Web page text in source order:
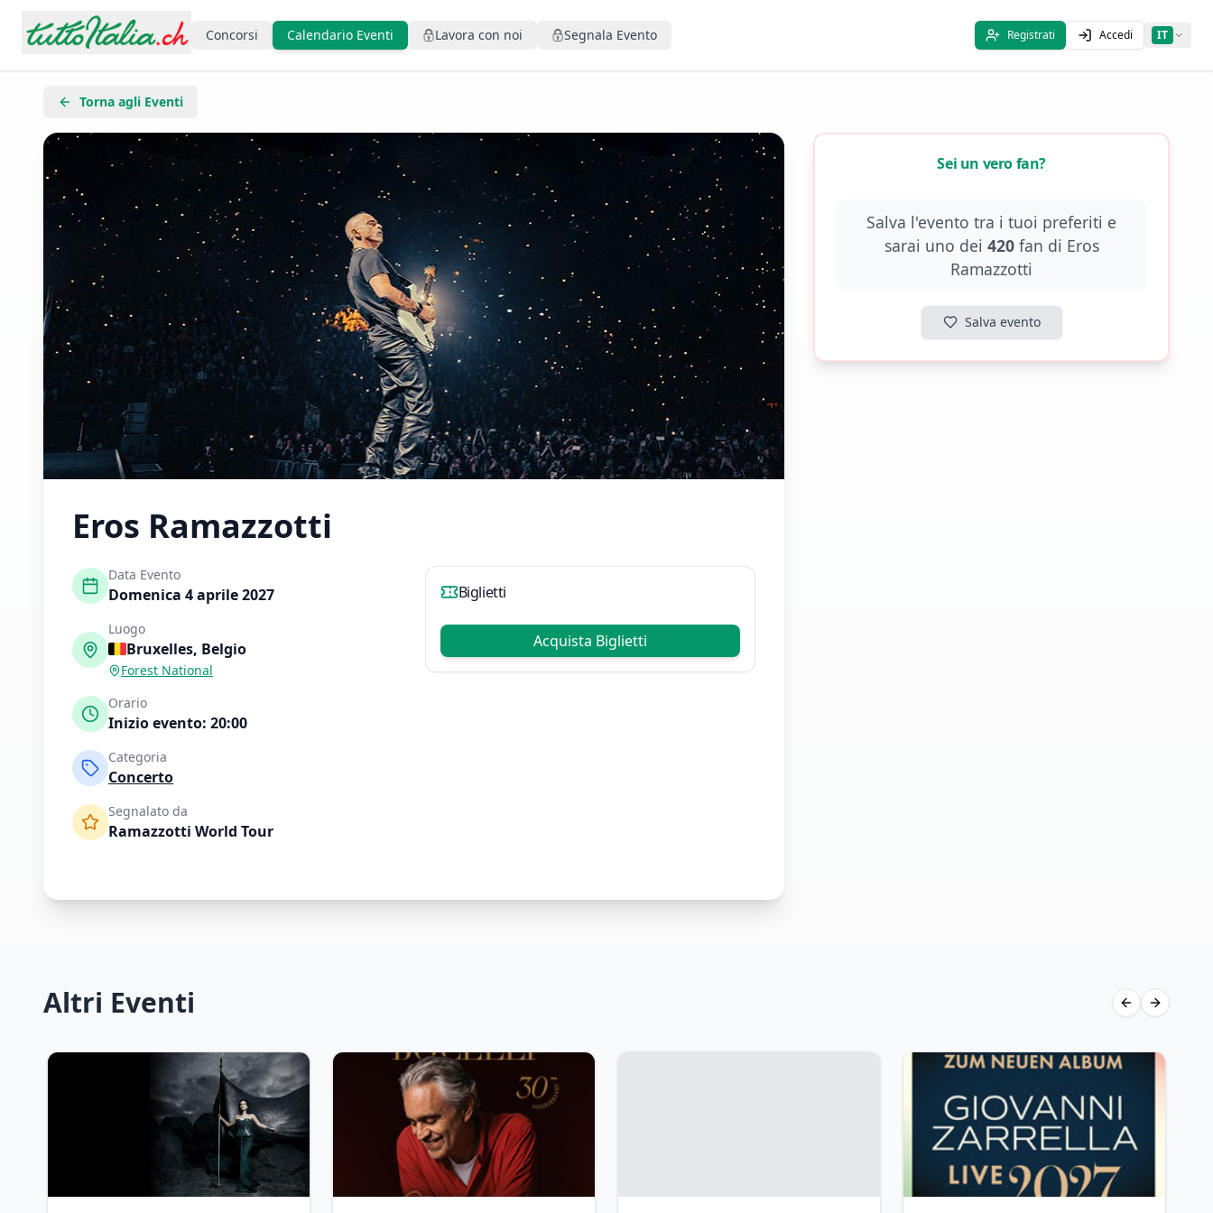
Concorsi Calendario Eventi Lavora con noi Segnala Evento Registrati Accedi IT
Torna agli Eventi
Eros Ramazzotti
Data Evento
Domenica 4 aprile 2027
Luogo
Bruxelles, Belgio
Forest National
Orario
Inizio evento: 20:00
Categoria
Concerto
Segnalato da
Ramazzotti World Tour
Biglietti
Acquista Biglietti
Sei un vero fan?
Salva l'evento tra i tuoi preferiti e
sarai uno dei 420fan di Eros
Ramazzotti
Salva evento
Altri Eventi Previous slide
Next